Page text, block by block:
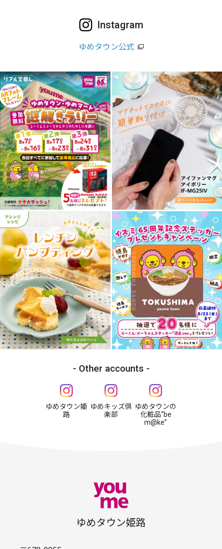
Instagram
ゆめタウン公式
Other accounts
ゆめタウン姫
路
ゆめキッズ倶
楽部
ゆめタウンの
化粧品“be
m@ke”
ゆめタウン姫路